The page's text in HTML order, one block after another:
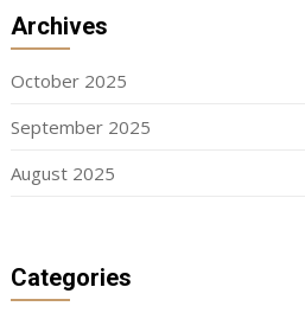
Archives
October 2025
September 2025
August 2025
Categories